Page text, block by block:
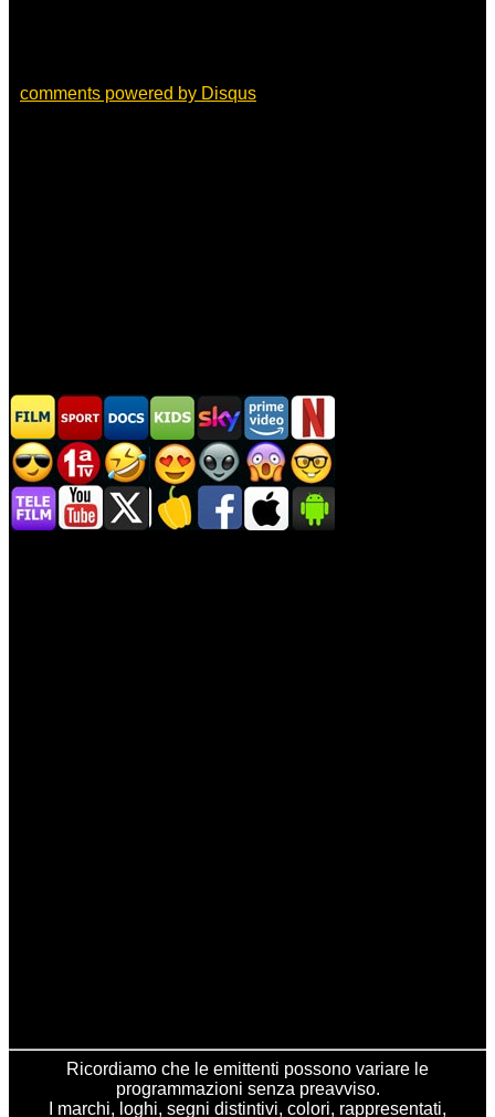
comments powered by Disqus
Ricordiamo che le emittenti possono variare le
programmazioni senza preavviso.
I marchi, loghi, segni distintivi, colori, rappresentati,